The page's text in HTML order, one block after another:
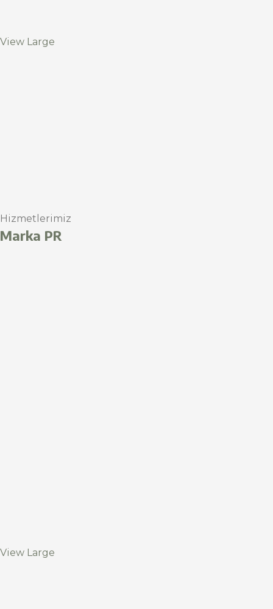
View Large
Hizmetlerimiz
Marka PR
View Large